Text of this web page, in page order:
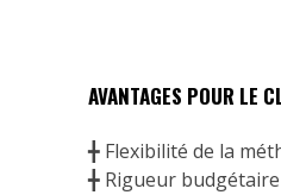
AVANTAGES POUR LE
╋ Flexibilité de la
╋ Rigueur budgétaire